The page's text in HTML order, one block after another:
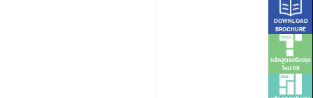
DOWNLOAD
BROCHURE
หลักสูตรปรับปรุง
ใหม่ 68